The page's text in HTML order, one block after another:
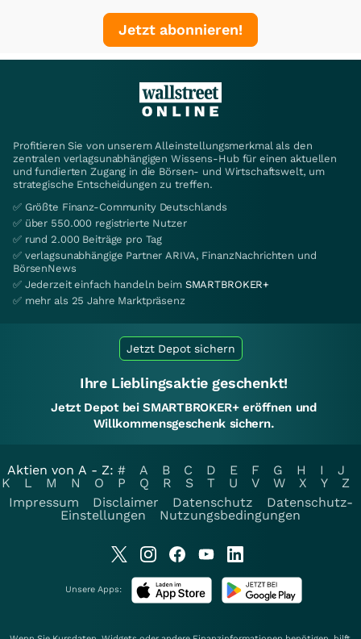
Jetzt abonnieren!
Profitieren Sie von unserem Alleinstellungsmerkmal als den
zentralen verlagsunabhängigen Wissens-Hub für einen aktuellen
und fundierten Zugang in die Börsen- und Wirtschaftswelt, um
strategische Entscheidungen zu treffen.
✅ Größte Finanz-Community Deutschlands
✅ über 550.000 registrierte Nutzer
✅ rund 2.000 Beiträge pro Tag
✅ verlagsunabhängige Partner ARIVA, FinanzNachrichten und
BörsenNews
✅ Jederzeit einfach handeln beim SMARTBROKER+
✅ mehr als 25 Jahre Marktpräsenz
Jetzt Depot sichern
Ihre Lieblingsaktie geschenkt!
Jetzt Depot bei SMARTBROKER+ eröffnen und
Willkommensgeschenk sichern.
Aktien von A - Z: # A B C D E F G H I
J
K
L M N O P Q R S T U V W X Y
Z
Impressum
Disclaimer Datenschutz
Datenschutz-
Einstellungen
Nutzungsbedingungen
Unsere Apps: